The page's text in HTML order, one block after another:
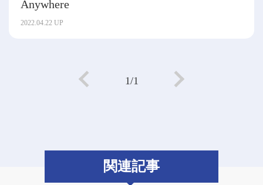
Anywhere
2022.04.22 UP
1/1
関連記事